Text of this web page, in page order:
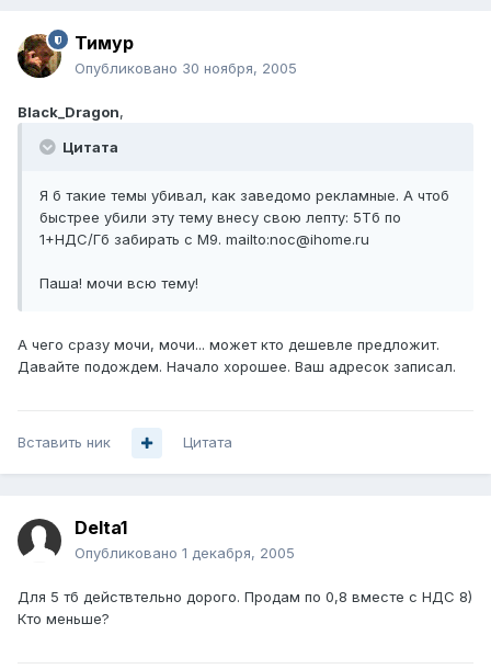
Тимур
Опубликовано 30 ноября, 2005
Black_Dragon,
Цитата
Я б такие темы убивал, как заведомо рекламные. А чтоб
быстрее убили эту тему внесу свою лепту: 5Тб по
1+НДС/Гб забирать с М9. mailto:noc@ihome.ru
Паша! мочи всю тему!
А чего сразу мочи, мочи... может кто дешевле предложит.
Давайте подождем. Начало хорошее. Ваш адресок записал.
Вставить ник Цитата
Delta1
Опубликовано 1 декабря, 2005
Для 5 тб действтельно дорого. Продам по 0,8 вместе с НДС 8)
Кто меньше?